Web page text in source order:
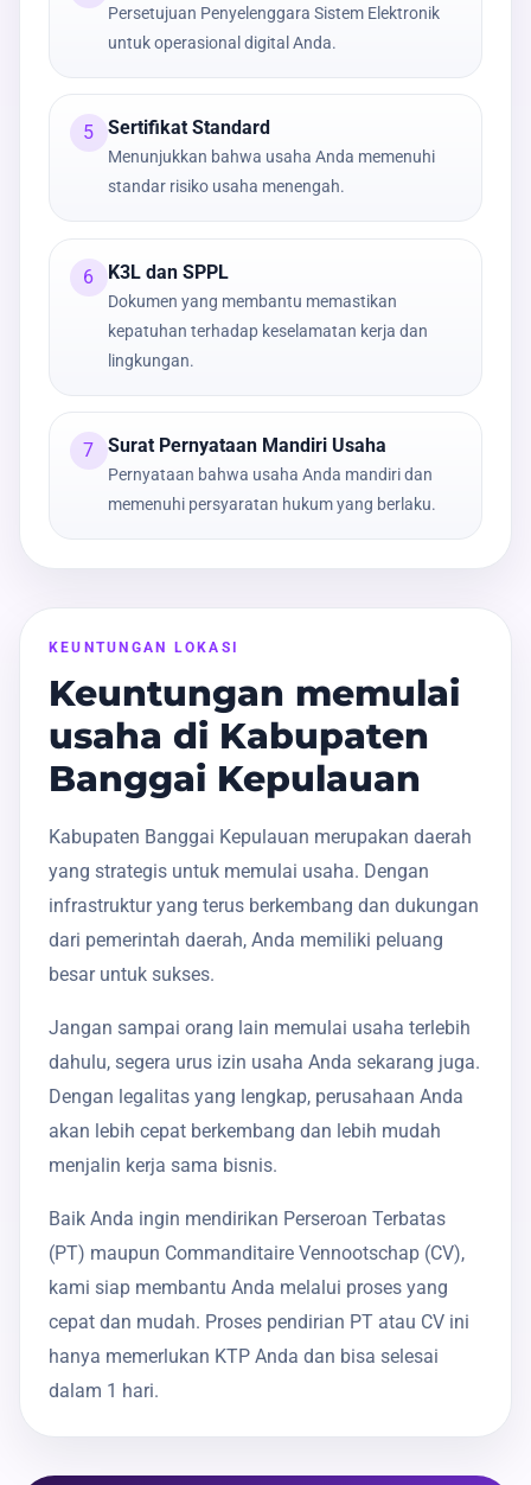
Persetujuan Penyelenggara Sistem Elektronik
untuk operasional digital Anda.
5 Sertifikat Standard
Menunjukkan bahwa usaha Anda memenuhi
standar risiko usaha menengah.
6 K3L dan SPPL
Dokumen yang membantu memastikan
kepatuhan terhadap keselamatan kerja dan
lingkungan.
7 Surat Pernyataan Mandiri Usaha
Pernyataan bahwa usaha Anda mandiri dan
memenuhi persyaratan hukum yang berlaku.
KEUNTUNGAN LOKASI
Keuntungan memulai
usaha di Kabupaten
Banggai Kepulauan
Kabupaten Banggai Kepulauan merupakan daerah
yang strategis untuk memulai usaha. Dengan
infrastruktur yang terus berkembang dan dukungan
dari pemerintah daerah, Anda memiliki peluang
besar untuk sukses.
Jangan sampai orang lain memulai usaha terlebih
dahulu, segera urus izin usaha Anda sekarang juga.
Dengan legalitas yang lengkap, perusahaan Anda
akan lebih cepat berkembang dan lebih mudah
menjalin kerja sama bisnis.
Baik Anda ingin mendirikan Perseroan Terbatas
(PT) maupun Commanditaire Vennootschap (CV),
kami siap membantu Anda melalui proses yang
cepat dan mudah. Proses pendirian PT atau CV ini
hanya memerlukan KTP Anda dan bisa selesai
dalam 1 hari.